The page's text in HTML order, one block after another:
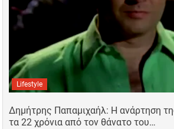
Lifestyle
Δημήτρης Παπαμιχαήλ: Η ανάρτηση
τα 22 χρόνια από τον θάνατο του…